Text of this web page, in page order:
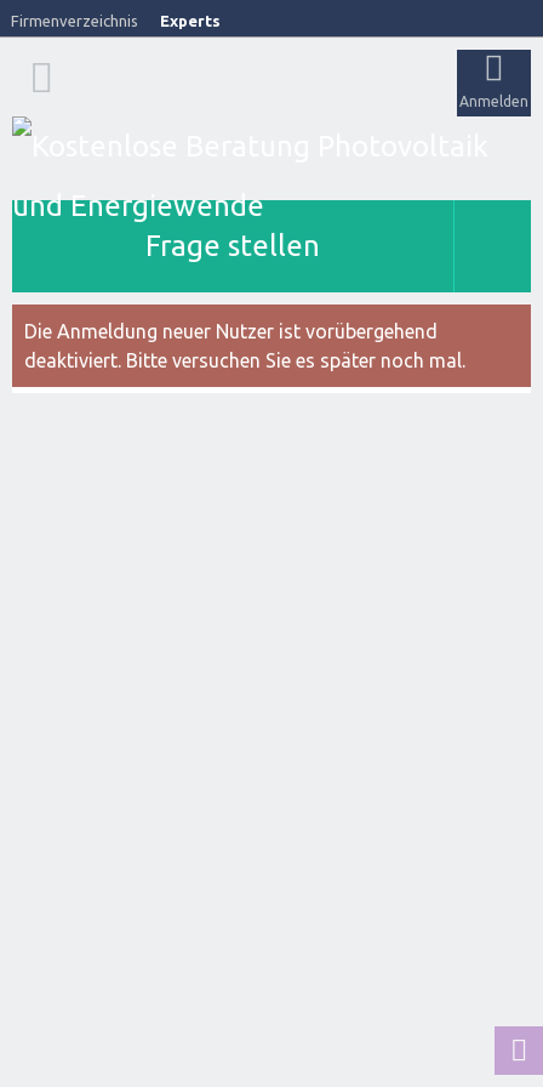
Firmenverzeichnis Experts
Anmelden
Frage stellen
Die Anmeldung neuer Nutzer ist vorübergehend
deaktiviert. Bitte versuchen Sie es später noch mal.